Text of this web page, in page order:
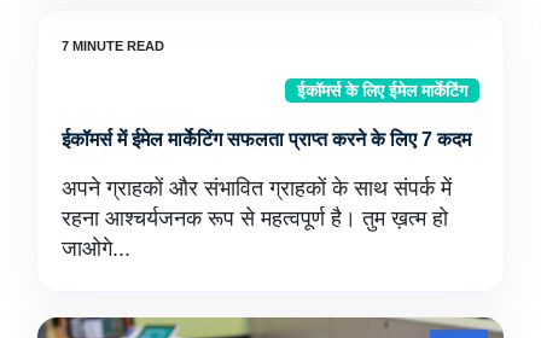
ईकॉमर्स के लिए ईमेल मार्केटिंग
ईकॉमर्स में ईमेल मार्केटिंग सफलता प्राप्त करने के लिए 7 कदम
अपने ग्राहकों और संभावित ग्राहकों के साथ संपर्क में
रहना आश्चर्यजनक रूप से महत्वपूर्ण है। तुम ख़त्म हो
जाओगे...